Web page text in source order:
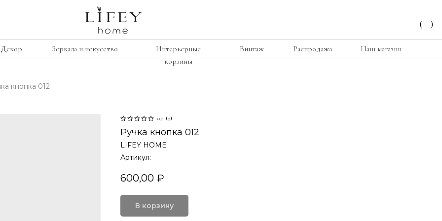
( )
Декор Зеркала и искусство
Интерьерные
корзины
Винтаж Распродажа Наш магазин
кнопка 012
0.0 (0)
Ручка кнопка 012
LIFEY HOME
Артикул:
600,00 ₽
В корзину